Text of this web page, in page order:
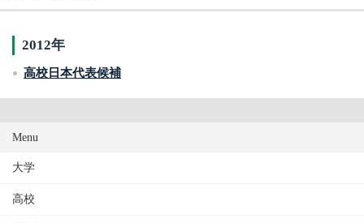
2012年
高校日本代表候補
Menu
大学
高校